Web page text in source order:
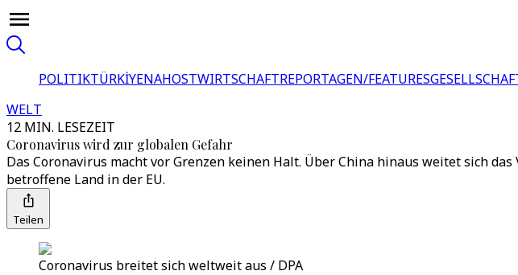
POLITIKTÜRKİYENAHOSTWIRTSCHAFTREPORTAGEN/FEATURES
WELT
12 MIN. LESEZEIT
Coronavirus wird zur globalen Gefahr
Das Coronavirus macht vor Grenzen keinen Halt. Über China hinaus weitet sich
betroffene Land in der EU.
Teilen
Coronavirus breitet sich weltweit aus / DPA